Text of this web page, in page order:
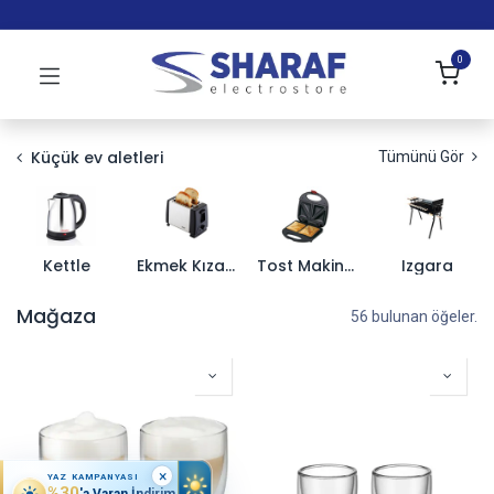
0
Küçük ev aletleri Tümünü Gör
Kettle Ekmek Kızartma Makinesi Tost Makinesi Izgara
Mağaza 56 bulunan öğeler.
YAZ KAMPANYASI ×